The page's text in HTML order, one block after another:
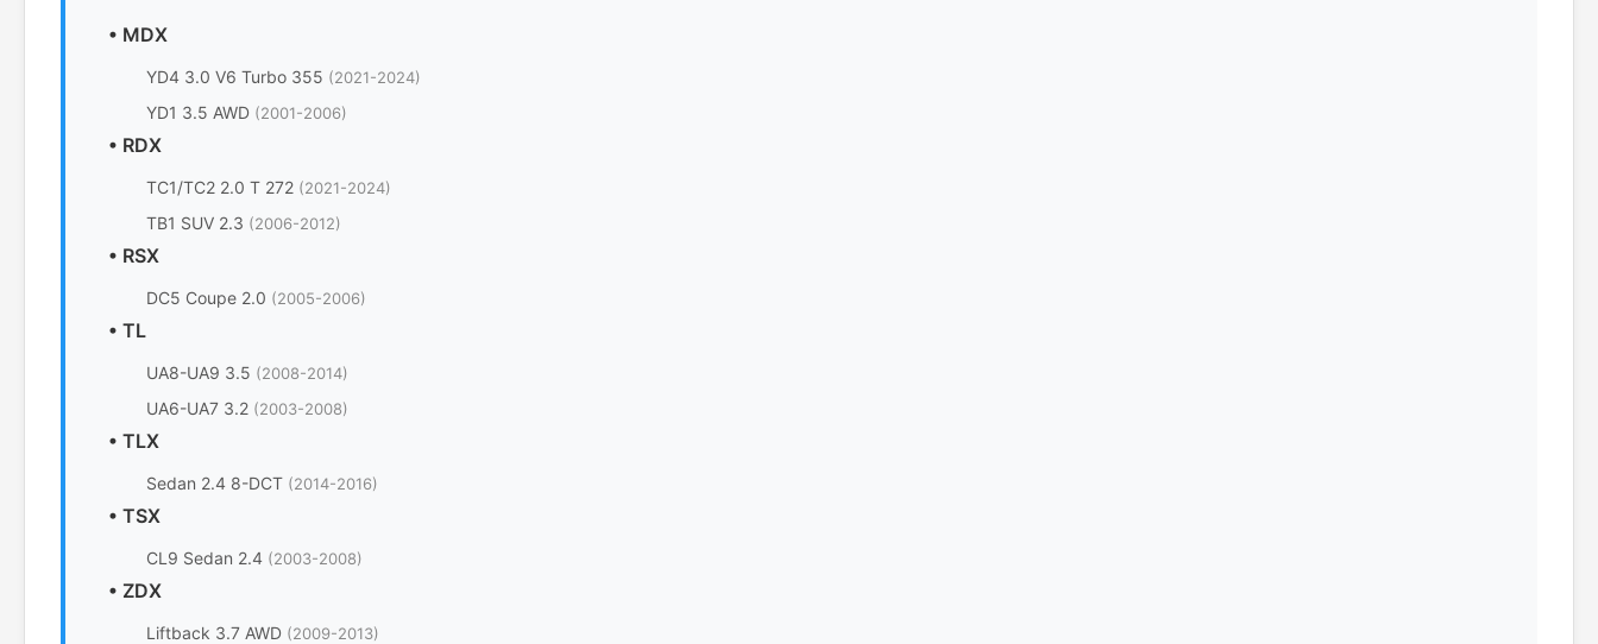
• MDX
YD4 3.0 V6 Turbo 355 (2021-2024)
YD1 3.5 AWD (2001-2006)
• RDX
TC1/TC2 2.0 T 272 (2021-2024)
TB1 SUV 2.3 (2006-2012)
• RSX
DC5 Coupe 2.0 (2005-2006)
• TL
UA8-UA9 3.5 (2008-2014)
UA6-UA7 3.2 (2003-2008)
• TLX
Sedan 2.4 8-DCT (2014-2016)
• TSX
CL9 Sedan 2.4 (2003-2008)
• ZDX
Liftback 3.7 AWD (2009-2013)